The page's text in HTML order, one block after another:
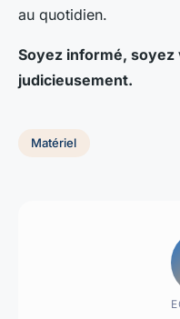
au quotidien.
Soyez informé,
judicieusement.
Matériel